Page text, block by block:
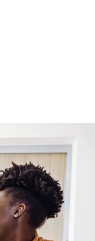
Stipendienförderung
Partnerhochschulen
Die geförderten
dieser Webseite
Rahmen des regulären
Austauschplätze.